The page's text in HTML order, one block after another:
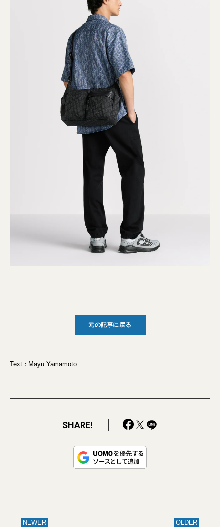
元の記事に戻る
Text：Mayu Yamamoto
SHARE!
NEWER OLDER